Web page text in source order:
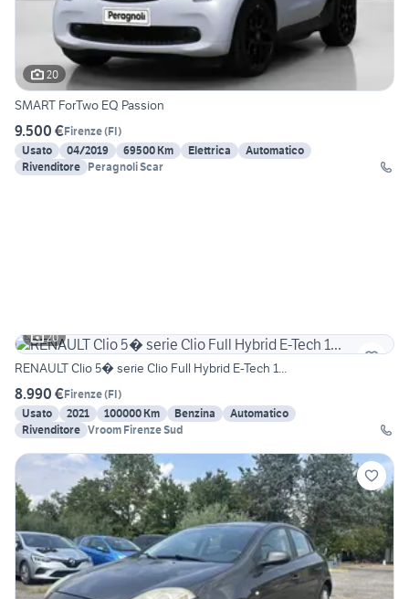
20
SMART ForTwo EQ Passion
9.500 €Firenze(FI)
Usato
04/2019 69500 Km Elettrica
Automatico
Rivenditore Peragnoli Scar
20
RENAULT Clio 5� serie Clio Full Hybrid E-Tech 1...
8.990 €Firenze(FI)
Usato
2021 100000 Km Benzina
Automatico
Rivenditore Vroom Firenze Sud